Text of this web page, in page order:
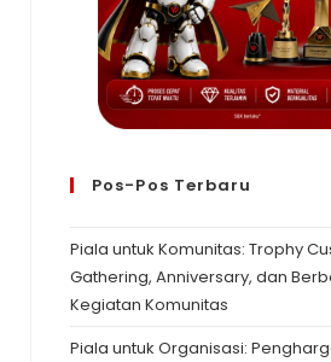
Pos-Pos Terbaru
Piala untuk Komunitas: Trophy
Gathering, Anniversary, dan
Kegiatan Komunitas
Piala untuk Organisasi: